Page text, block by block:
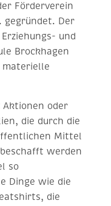
Förderverein
gegründet. Der
und
Brockhagen
materielle
oder
die durch die
Mittel
werden
so
Dinge wie die
die